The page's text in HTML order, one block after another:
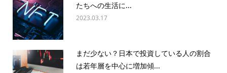
たちへの生活に...
2023.03.17
まだ少ない？日本で投資している人の割合
は若年層を中心に増加傾...